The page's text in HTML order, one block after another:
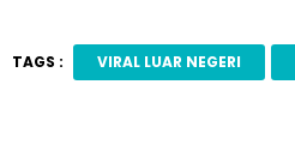
TAGS : VIRAL LUAR NEGERI